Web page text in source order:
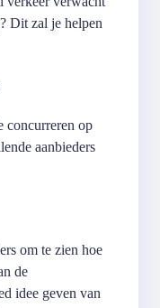
Dit zal je helpen
concurreren op
aanbieders
om te zien hoe
de
idee geven van